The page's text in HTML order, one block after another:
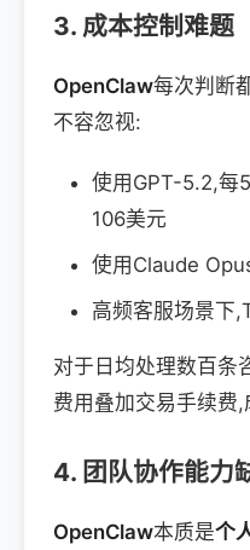
3. 成本控制难题
OpenClaw每次判断
不容忽视:
使用GPT-5.2,每
106美元
使用Claude
高频客服场景下
对于日均处理数百条
费用叠加交易手续费,
4. 团队协作能力
OpenClaw本质是个